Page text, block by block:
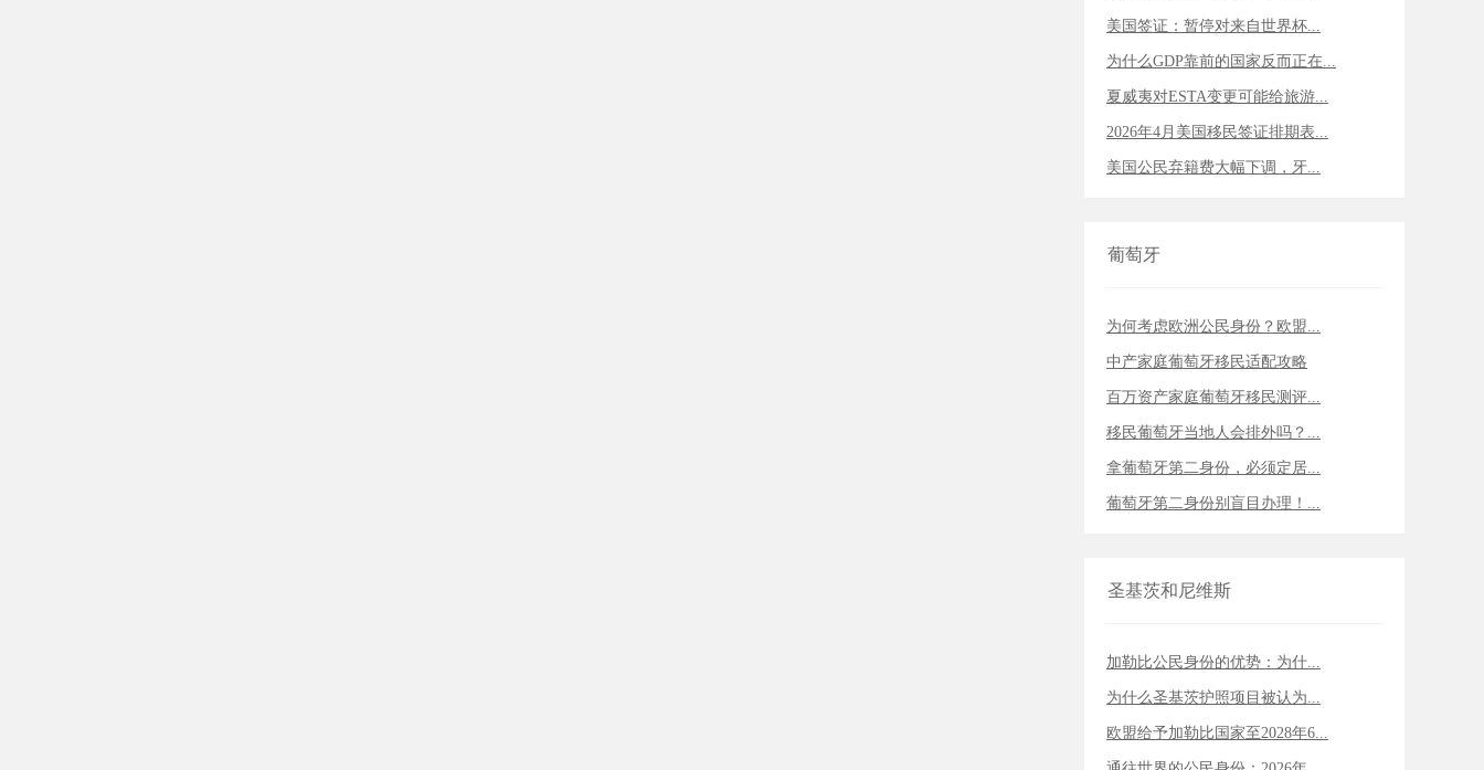
美国签证：暂停对来自世界杯...
为什么GDP靠前的国家反而正在...
夏威夷对ESTA变更可能给旅游...
2026年4月美国移民签证排期表...
美国公民弃籍费大幅下调，牙...
葡萄牙
为何考虑欧洲公民身份？欧盟...
中产家庭葡萄牙移民适配攻略
百万资产家庭葡萄牙移民测评...
移民葡萄牙当地人会排外吗？...
拿葡萄牙第二身份，必须定居...
葡萄牙第二身份别盲目办理！...
圣基茨和尼维斯
加勒比公民身份的优势：为什...
为什么圣基茨护照项目被认为...
欧盟给予加勒比国家至2028年6...